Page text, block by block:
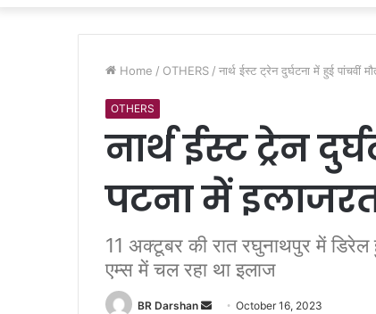
Home / OTHERS / नार्थ ईस्ट ट्रेन दुर्घटना में हुई पांचवीं
OTHERS
नार्थ ईस्ट ट्रेन
पटना में
11 अक्टूबर की रात रघुनाथपुर में डिरेल
एम्स में चल रहा था इलाज
BR Darshan October 16, 2023